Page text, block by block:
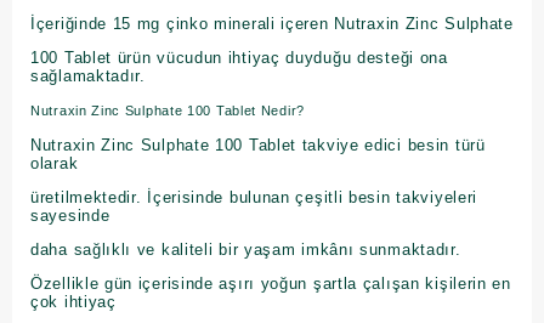
İçeriğinde 15 mg çinko minerali içeren Nutraxin Zinc Sulphate
100 Tablet ürün vücudun ihtiyaç duyduğu desteği ona
sağlamaktadır.
Nutraxin Zinc Sulphate 100 Tablet Nedir?
Nutraxin Zinc Sulphate 100 Tablet takviye edici besin türü
olarak
üretilmektedir. İçerisinde bulunan çeşitli besin takviyeleri
sayesinde
daha sağlıklı ve kaliteli bir yaşam imkânı sunmaktadır.
Özellikle gün içerisinde aşırı yoğun şartla çalışan kişilerin en
çok ihtiyaç